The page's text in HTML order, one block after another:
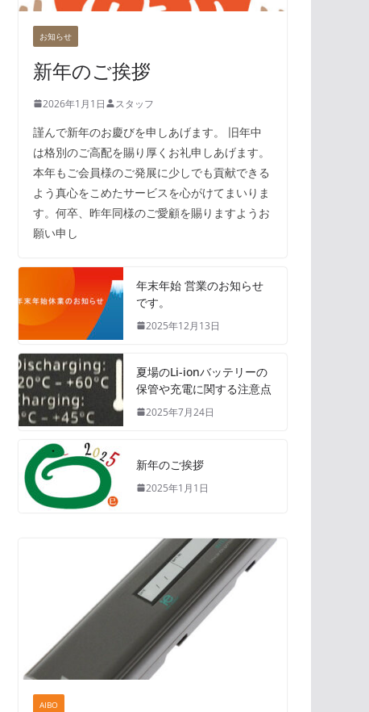
お知らせ
新年のご挨拶
2026年1月1日 スタッフ
謹んで新年のお慶びを申しあげます。 旧年中
は格別のご高配を賜り厚くお礼申しあげます。
本年もご会員様のご発展に少しでも貢献できる
よう真心をこめたサービスを心がけてまいりま
す。何卒、昨年同様のご愛顧を賜りますようお
願い申し
年末年始 営業のお知らせ
です。
2025年12月13日
夏場のLi-ionバッテリーの
保管や充電に関する注意点
2025年7月24日
新年のご挨拶
2025年1月1日
AIBO